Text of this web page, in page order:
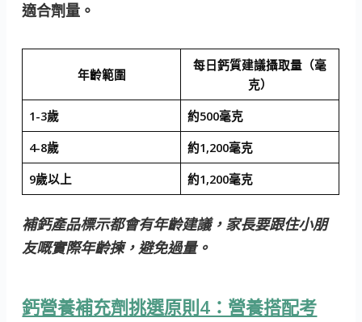
適合劑量。
年齡範圍
每日鈣質建議攝取量（毫
克）
1-3歲
約500毫克
4-8歲
約1,200毫克
9歲以上
約1,200毫克
補鈣產品標示都會有年齡建議，家長要跟住小朋
友嘅實際年齡揀，避免過量。
鈣營養補充劑挑選原則4：營養搭配考